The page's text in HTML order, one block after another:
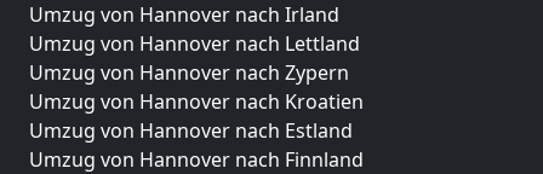
Umzug von Hannover nach Irland
Umzug von Hannover nach Lettland
Umzug von Hannover nach Zypern
Umzug von Hannover nach Kroatien
Umzug von Hannover nach Estland
Umzug von Hannover nach Finnland